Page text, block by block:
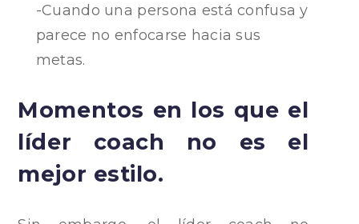
-Cuando una persona está confusa y
parece no enfocarse hacia sus
metas.
Momentos en los que el
líder coach no es el
mejor estilo.